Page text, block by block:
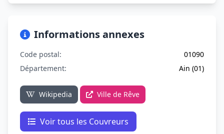
Informations annexes
Code postal:
01090
Département:
Ain (01)
Wikipedia Ville de Rêve
Voir tous les Couvreurs